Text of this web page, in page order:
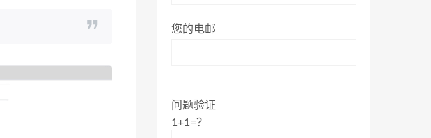
您的电邮
问题验证
1+1=？